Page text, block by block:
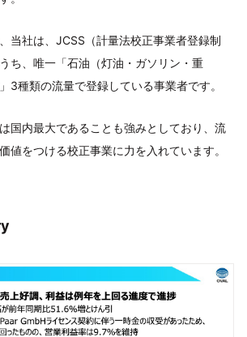
当社は、JCSS（計量法校正事業者登録制
ち、唯一「石油（灯油・ガソリン・重
3種類の流量で登録している事業者です。
国内最大であることも強みとしており、流
値をつける校正事業に力を入れています。